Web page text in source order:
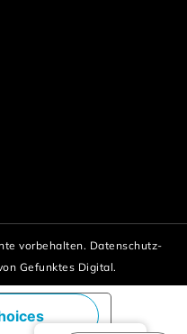
vorbehalten. Datenschutz-
Gefunktes Digital.